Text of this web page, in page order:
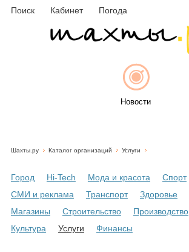
Поиск Кабинет Погода
Новости
Объявления
Шахты.ру Каталог организаций Услуги
Город Hi-Tech Мода и красота Спорт
СМИ и реклама
Транспорт Здоровье
Магазины
Строительство Производство
Культура
Услуги Финансы